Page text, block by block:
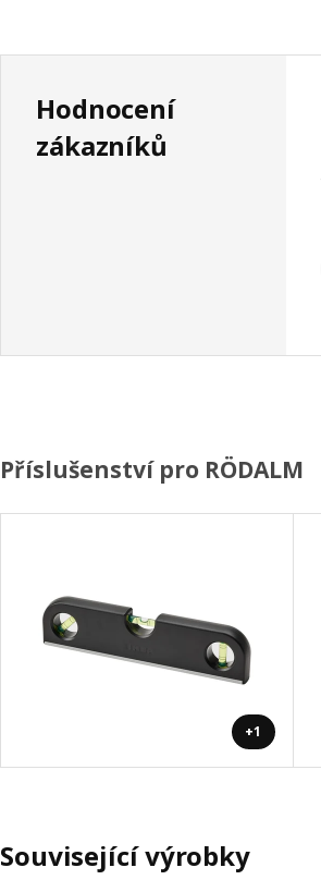
Hodnocení
zákazníků
Příslušenství pro RÖDALM
+1
Související výrobky